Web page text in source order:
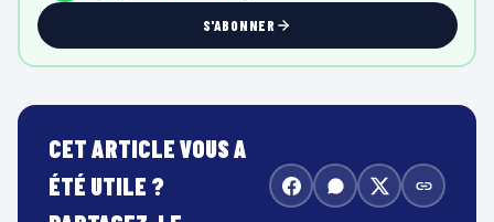
S'ABONNER
CET ARTICLE VOUS A
ÉTÉ UTILE ?